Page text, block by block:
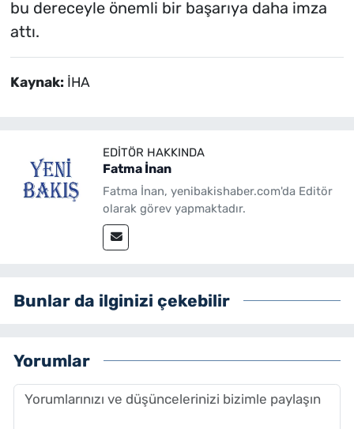
bu dereceyle önemli bir başarıya daha imza
attı.
Kaynak: İHA
EDITÖR HAKKINDA
Fatma İnan
Fatma İnan, yenibakishaber.com'da Editör
olarak görev yapmaktadır.
Bunlar da ilginizi çekebilir
Yorumlar